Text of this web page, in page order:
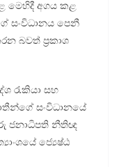
මෙහිදී අගය කළ
සංවිධානය පෙනී
බවත් ප්‍රකාශ
රැකියා සහ
සංවිධානයේ
ජනාධිපති නීතිඥ
ජ්‍යෙෂ්ඨ